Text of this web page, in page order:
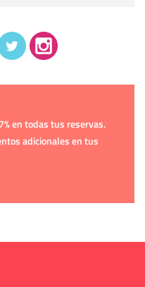
sus datos en la
en todas tus reservas.
adicionales en tus